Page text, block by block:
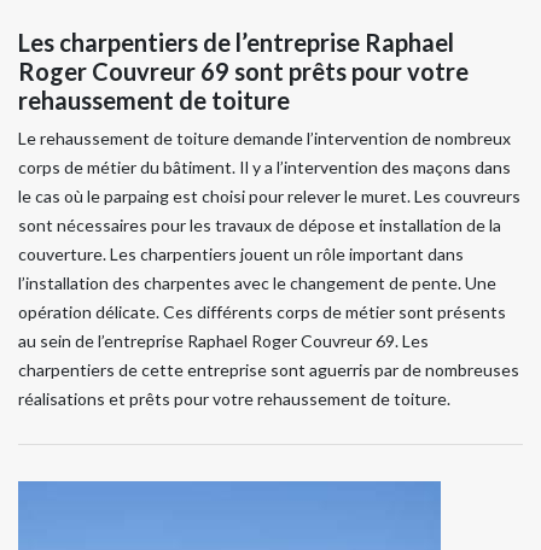
Les charpentiers de l’entreprise Raphael
Roger Couvreur 69 sont prêts pour votre
rehaussement de toiture
Le rehaussement de toiture demande l’intervention de nombreux
corps de métier du bâtiment. Il y a l’intervention des maçons dans
le cas où le parpaing est choisi pour relever le muret. Les couvreurs
sont nécessaires pour les travaux de dépose et installation de la
couverture. Les charpentiers jouent un rôle important dans
l’installation des charpentes avec le changement de pente. Une
opération délicate. Ces différents corps de métier sont présents
au sein de l’entreprise Raphael Roger Couvreur 69. Les
charpentiers de cette entreprise sont aguerris par de nombreuses
réalisations et prêts pour votre rehaussement de toiture.